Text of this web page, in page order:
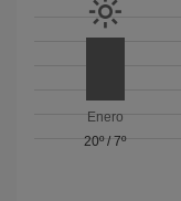
Enero
20º/7º